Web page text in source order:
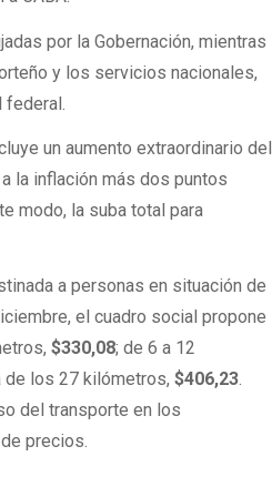
por la Gobernación, mientras
y los servicios nacionales,
un aumento extraordinario del
la inflación más dos puntos
modo, la suba total para
a personas en situación de
el cuadro social propone
$330,08; de 6 a 12
de los 27 kilómetros,$406,23.
del transporte en los
precios.